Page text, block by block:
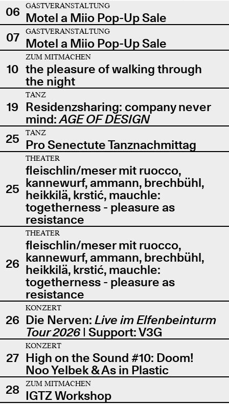
06
GASTVERANSTALTUNG
Motel a Miio Pop-Up Sale
07
GASTVERANSTALTUNG
Motel a Miio Pop-Up Sale
10
ZUM MITMACHEN
the pleasure of walking through
the night
19
TANZ
Residenzsharing: company never
mind:AGE OF DESIGN
25
TANZ
Pro Senectute Tanznachmittag
25
THEATER
fleischlin/meser mit ruocco,
kannewurf, ammann, brechbühl,
heikkilä, krstić, mauchle:
togetherness - pleasure as
resistance
26
THEATER
fleischlin/meser mit ruocco,
kannewurf, ammann, brechbühl,
heikkilä, krstić, mauchle:
togetherness - pleasure as
resistance
26
KONZERT
Die Nerven: Live im Elfenbeinturm
Tour 2026| Support: V3G
27
KONZERT
High on the Sound #10: Doom!
Noo Yelbek & As in Plastic
28
ZUM MITMACHEN
IGTZ Workshop